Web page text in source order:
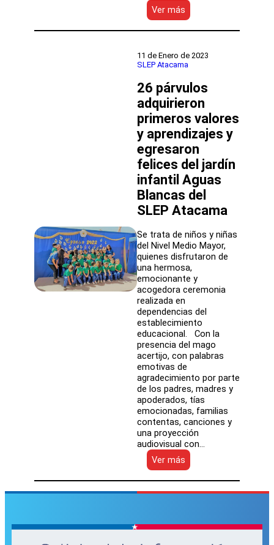
Ver más
Jardín
Infantil
Blancas
de
Atacama
aprendizajes
de
comunicación
y
reciclaje
y
contará
con
nueva
amiga
pedagoga
“Gotita”
11 de Enero de 2023
SLEP Atacama
26 párvulos
adquirieron
primeros valores
y aprendizajes y
egresaron
felices del jardín
infantil Aguas
Blancas del
SLEP Atacama
Se trata de niños y niñas
del Nivel Medio Mayor,
quienes disfrutaron de
una hermosa,
emocionante y
acogedora ceremonia
realizada en
dependencias del
establecimiento
educacional. Con la
presencia del mago
acertijo, con palabras
emotivas de
agradecimiento por parte
de los padres, madres y
apoderados, tías
emocionadas, familias
contentas, canciones y
una proyección
audiovisual con…
Ver más
26
párvulos
adquirieron
y